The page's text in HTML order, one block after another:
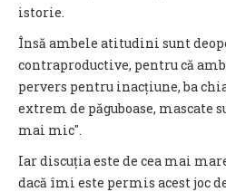
istorie.
Însă ambele atitudini sunt
contraproductive, pentru că
pervers pentru inacțiune, ba
extrem de păguboase, mascate
mai mic″.
Iar discuția este de cea mai
dacă îmi este permis acest joc